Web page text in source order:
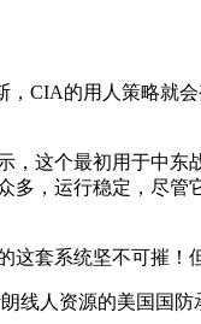
CIA的用人策略就
这个最初用于中
，运行稳定，尽管
套系统坚不可摧！
人资源的美国国防